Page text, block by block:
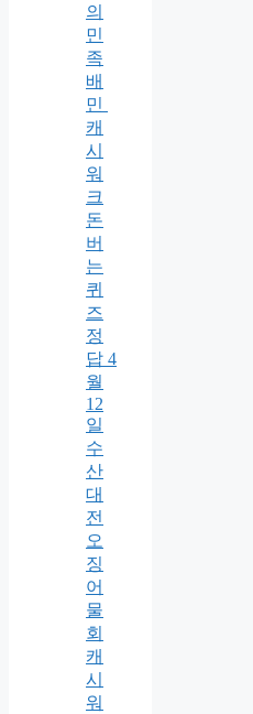
의
민
족
배
민
캐
시
워
크
돈
버
는
퀴
즈
정
답 4
월
12
일
수
산
대
전
오
징
어
물
회
캐
시
워